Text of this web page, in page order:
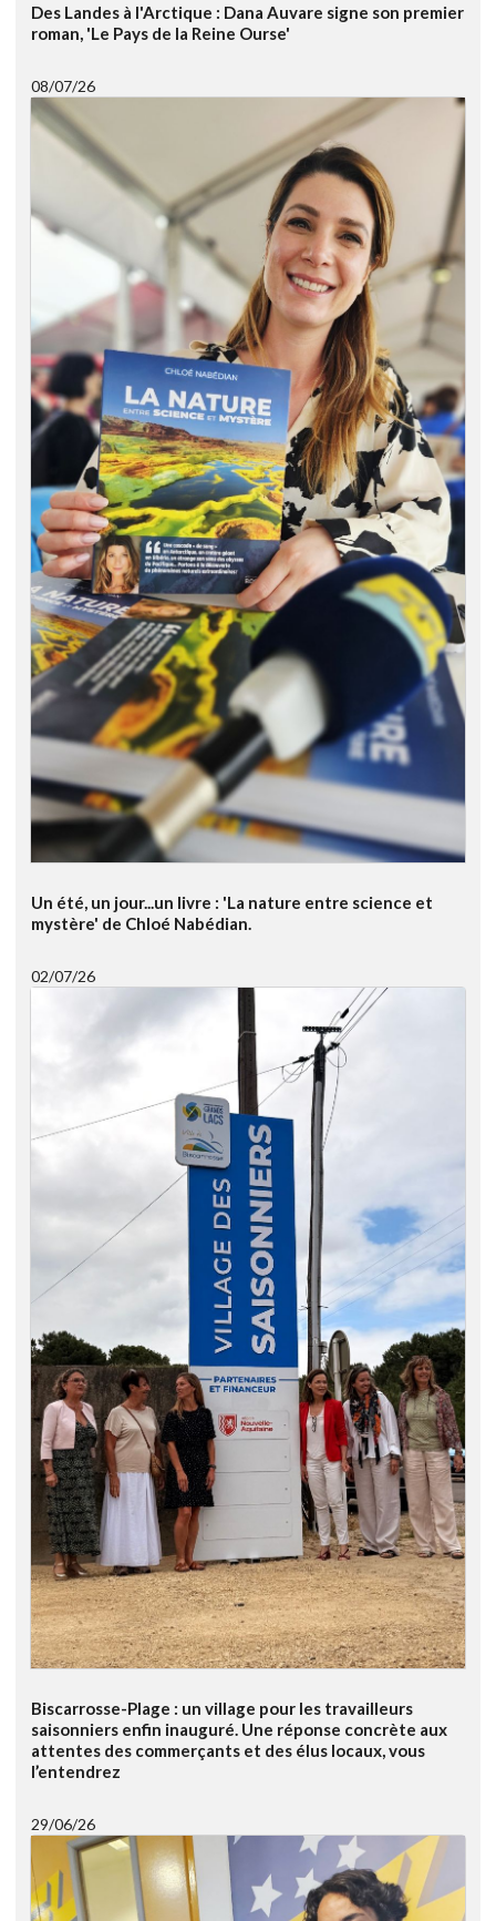
Des Landes à l'Arctique : Dana Auvare signe son premier
roman, 'Le Pays de la Reine Ourse'
08/07/26
Un été, un jour...un livre : 'La nature entre science et
mystère' de Chloé Nabédian.
02/07/26
Biscarrosse-Plage : un village pour les travailleurs
saisonniers enfin inauguré. Une réponse concrète aux
attentes des commerçants et des élus locaux, vous
l’entendrez
29/06/26